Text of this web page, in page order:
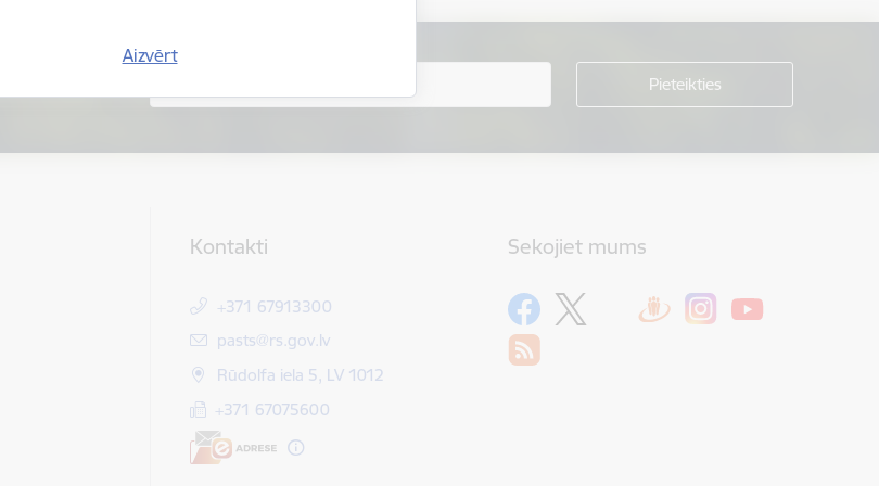
Aizvērt
Kontakti
+371 67913300
E-pasts:
pasts@rs.gov.lv
Rūdolfa iela 5, LV 1012
+371 67075600
Sekojiet mums